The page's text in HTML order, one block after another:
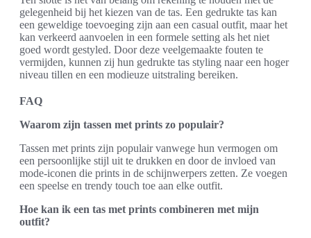
gelegenheid bij het kiezen van de tas. Een gedrukte tas kan
een geweldige toevoeging zijn aan een casual outfit, maar het
kan verkeerd aanvoelen in een formele setting als het niet
goed wordt gestyled. Door deze veelgemaakte fouten te
vermijden, kunnen zij hun gedrukte tas styling naar een hoger
niveau tillen en een modieuze uitstraling bereiken.
FAQ
Waarom zijn tassen met prints zo populair?
Tassen met prints zijn populair vanwege hun vermogen om
een persoonlijke stijl uit te drukken en door de invloed van
mode-iconen die prints in de schijnwerpers zetten. Ze voegen
een speelse en trendy touch toe aan elke outfit.
Hoe kan ik een tas met prints combineren met mijn
outfit?